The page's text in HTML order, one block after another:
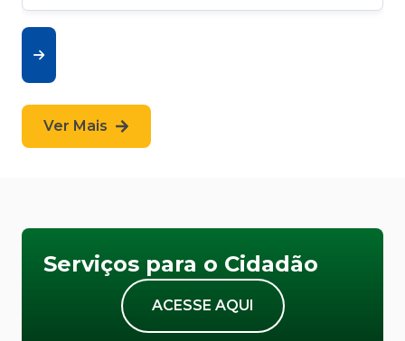
Ver Mais
Serviços para o Cidadão
ACESSE AQUI